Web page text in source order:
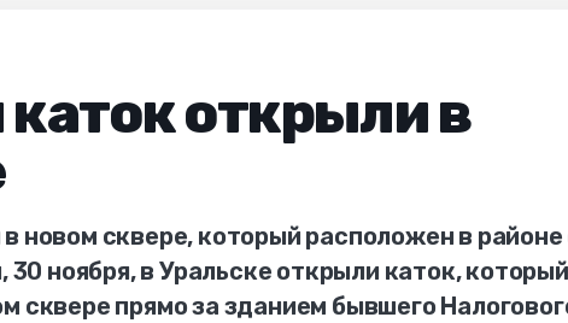
открыли в
новом сквере, который расположен в
30 ноября, в Уральске открыли каток, который
сквере прямо за зданием бывшего